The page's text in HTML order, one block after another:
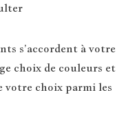
s’accordent à votre
choix de couleurs et
votre choix parmi les